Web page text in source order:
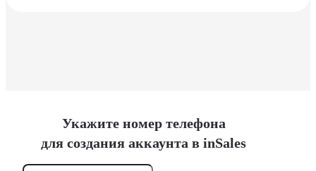
Укажите номер телефона
для создания аккаунта в inSales